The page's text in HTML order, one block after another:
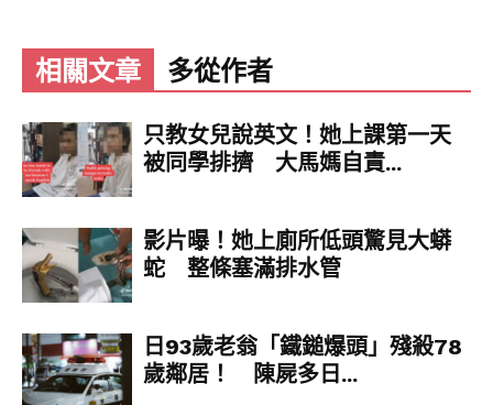
相關文章 多從作者
只教女兒說英文！她上課第一天
被同學排擠 大馬媽自責...
影片曝！她上廁所低頭驚見大蟒
蛇 整條塞滿排水管
日93歲老翁「鐵鎚爆頭」殘殺78
歲鄰居！ 陳屍多日...